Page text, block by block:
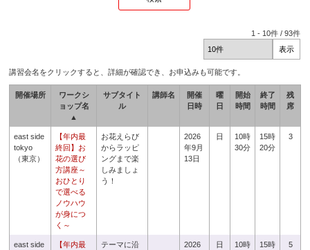
1 - 10件 /93件
講習会名をクリックすると、詳細が確認でき、お申込みも可能です。
開催場所
ワークシ
ョップ名
▲
サブタイト
ル
講師名
開催
日時
曜
日
開始
時間
終了
時間
残
席
east side
tokyo
（東京）
【年内最
終回】お
花の選び
方講座～
おひとり
で選べる
ノウハウ
が身につ
く～
お花えらび
からラッピ
ングまで楽
しみましょ
う！
2026
年9月
13日
日
10時
30分
15時
20分
3
east side
【年内最
テーマに沿
2026
日
10時
15時
5